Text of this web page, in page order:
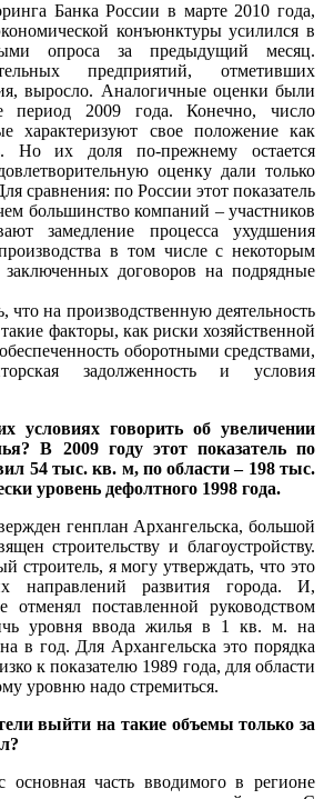
Банка России в марте 2010 года,
конъюнктуры усилился в
опроса за предыдущий месяц.
предприятий, отметивших
выросло. Аналогичные оценки были
2009 года. Конечно, число
характеризуют свое положение как
Но их доля по-прежнему остается
оценку дали только
сравнения: по России этот показатель
большинство компаний – участников
замедление процесса ухудшения
в том числе с некоторым
договоров на подрядные
что на производственную деятельность
факторы, как риски хозяйственной
оборотными средствами,
задолженность и условия
говорить об увеличении
В 2009 году этот показатель по
54 тыс. кв. м, по области – 198 тыс.
уровень дефолтного 1998 года.
генплан Архангельска, большой
строительству и благоустройству.
строитель, я могу утверждать, что это
направлений развития города. И,
отменял поставленной руководством
уровня ввода жилья в 1 кв. м. на
в год. Для Архангельска это порядка
к показателю 1989 года, для области
уровню надо стремиться.
выйти на такие объемы только за
основная часть вводимого в регионе